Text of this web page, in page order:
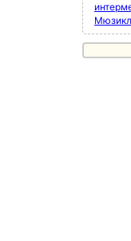
Мюзикл